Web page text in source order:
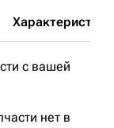
Характеристики
с вашей
нет в